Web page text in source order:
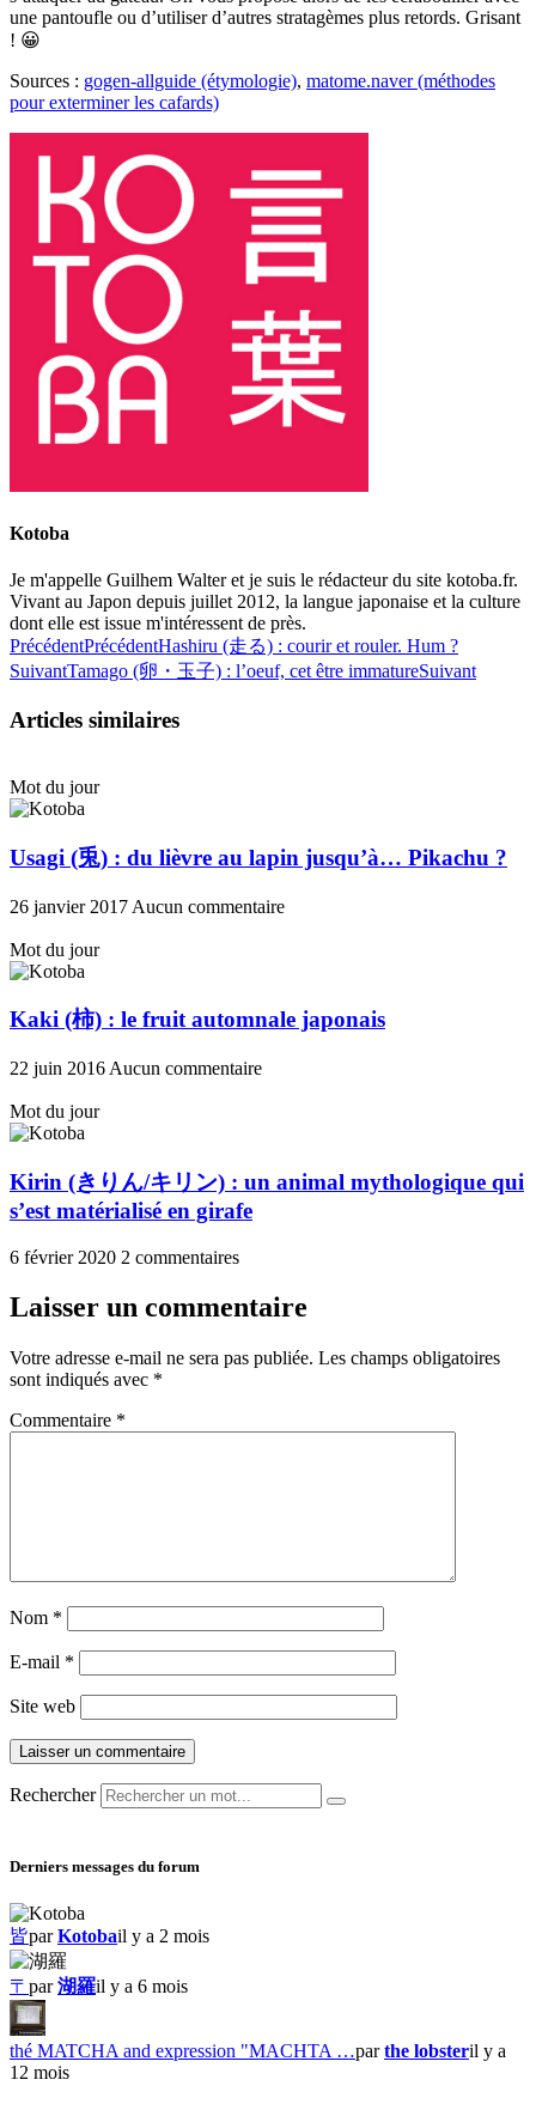
une pantoufle ou d’utiliser d’autres stratagèmes plus retords. Grisant
! 😀
Sources : gogen-allguide (étymologie), matome.naver (méthodes
pour exterminer les cafards)
Kotoba
Je m'appelle Guilhem Walter et je suis le rédacteur du site kotoba.fr.
Vivant au Japon depuis juillet 2012, la langue japonaise et la culture
dont elle est issue m'intéressent de près.
PrécédentPrécédentHashiru (走る) : courir et rouler. Hum ?
SuivantTamago (卵・玉子) : l’oeuf, cet être immatureSuivant
Articles similaires
Mot du jour
Usagi (兎) : du lièvre au lapin jusqu’à… Pikachu ?
26 janvier 2017 Aucun commentaire
Mot du jour
Kaki (柿) : le fruit automnale japonais
22 juin 2016 Aucun commentaire
Mot du jour
Kirin (きりん/キリン) : un animal mythologique qui
s’est matérialisé en girafe
6 février 2020 2 commentaires
Laisser un commentaire
Votre adresse e-mail ne sera pas publiée. Les champs obligatoires
sont indiqués avec *
Commentaire *
Nom *
E-mail *
Site web
Rechercher
Derniers messages du forum
皆parKotobail y a 2 mois
〒 par湖羅il y a 6 mois
thé MATCHA and expression "MACHTA …parthe lobsteril y a
12 mois